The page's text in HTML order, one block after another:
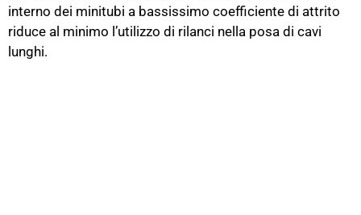
interno dei minitubi a bassissimo coefficiente di attrito
riduce al minimo l’utilizzo di rilanci nella posa di cavi
lunghi.